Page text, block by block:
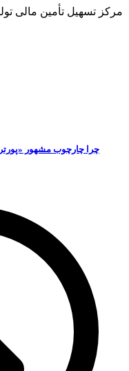
مرکز تسهیل تأمین مالی
چرا چارچوب مشهور